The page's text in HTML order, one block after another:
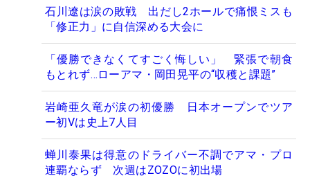
石川遼は涙の敗戦 出だし2ホールで痛恨ミスも
「修正力」に自信深める大会に
「優勝できなくてすごく悔しい」 緊張で朝食
もとれず…ローアマ・岡田晃平の“収穫と課題”
岩崎亜久竜が涙の初優勝 日本オープンでツア
ー初Vは史上7人目
蝉川泰果は得意のドライバー不調でアマ・プロ
連覇ならず 次週はZOZOに初出場